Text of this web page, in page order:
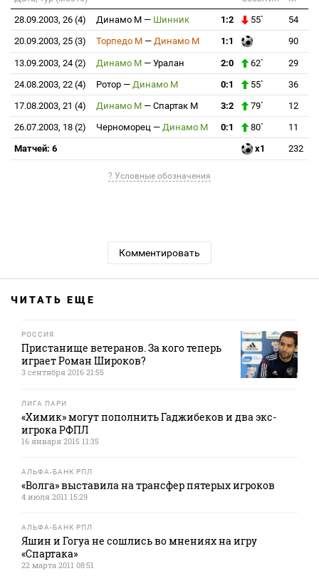
28.09.2003, 26 (4)
Динамо М — Шинник 1:2 55`
54
20.09.2003, 25 (3)
Торпедо М — Динамо М 1:1 90
13.09.2003, 24 (2) Динамо М — Уралан 2:0 62`
29
24.08.2003, 22 (4)
Ротор — Динамо М 0:1 55`
36
17.08.2003, 21 (4)
Динамо М — Спартак М 3:2 79`
12
26.07.2003, 18 (2)
Черноморец — Динамо М 0:1 80`
11
Матчей: 6
x1 232
? Условные обозначения
Комментировать
ЧИТАТЬ ЕЩЕ
РОССИЯ
Пристанище ветеранов. За кого теперь
играет Роман Широков?
3 сентября 2016 21:55
ЛИГА ПАРИ
«Химик» могут пополнить Гаджибеков и два экс-
игрока РФПЛ
16 января 2015 11:35
АЛЬФА-БАНК РПЛ
«Волга» выставила на трансфер пятерых игроков
4 июля 2011 15:29
АЛЬФА-БАНК РПЛ
Яшин и Гогуа не сошлись во мнениях на игру
«Спартака»
22 марта 2011 08:51